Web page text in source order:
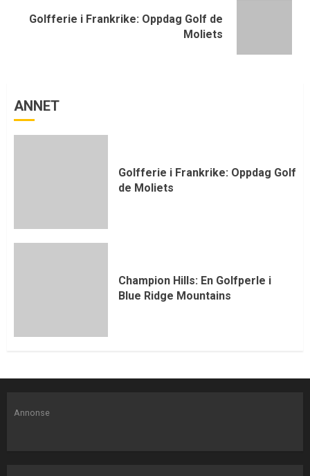
Golfferie i Frankrike: Oppdag Golf de
Moliets
ANNET
Golfferie i Frankrike: Oppdag Golf
de Moliets
Champion Hills: En Golfperle i
Blue Ridge Mountains
Annonse